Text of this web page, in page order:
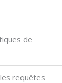
de
requêtes